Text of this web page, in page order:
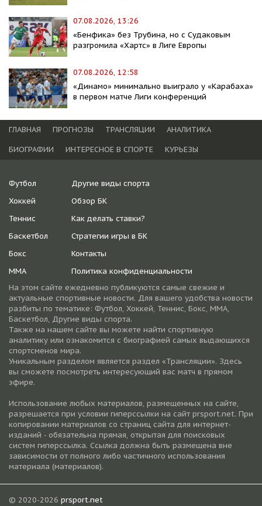
07.08.2026, 13:26
«Бенфика» без Трубина, но с Судаковым
разгромила «Хартс» в Лиге Европы
07.08.2026, 12:58
«Динамо» минимально выиграло у «Карабаха»
в первом матче Лиги конференций
ГЛАВНАЯ ПРОГНОЗЫ ТРАНСЛЯЦИИ
АНАЛИТИКА
БИОГРАФИИ
ИНТЕРЕСНОЕ В СПОРТЕ КУРЬЕЗЫ
Футбол
Хоккей
Теннис
Баскетбол
Бокс
ММА
Другие виды спорта
Обзор БК
Как делать ставки?
Стратегии игры в БК
Контакты
Политика конфиденциальности
На этом сайте ежедневно публикуются самые свежие и
актуальные спортивные новости. Для вашего удобства новости
разбиты по тематике: Футбол, Хоккей, Теннис, Бокс, ММА,
Баскетбол, Другие виды спорта.
Также на нашем сайте вы можете найти спортивную
аналитику или ознакомится с биографией самых выдающихся
спортсменов мира.
Уникальным разделом является раздел «Трансляции». Здесь
вы сможете посмотреть интересующий вас матч в прямом
эфире.
Использование любых материалов, размещенных на сайте,
разрешается при условии гиперссылки на cайт prsport.net. При
копировании материалов со страниц сайта для интернет-
изданий - обязательна прямая, открытая для поисковых
систем гиперссылка. Ссылка должна быть размещена вне
зависимости от полного либо частичного использования
материала (материалов).
© 2020-2026 prsport.net